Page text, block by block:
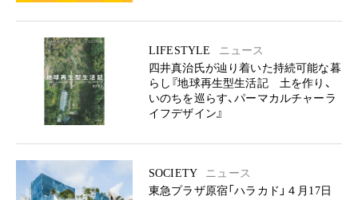
LIFESTYLE
ニュース
四井真治氏が辿り着いた持続可能な暮
らし『地球再生型生活記 土を作り、
いのちを巡らす、パーマカルチャーラ
イフデザイン』
SOCIETY
ニュース
東急プラザ原宿「ハラカド」４月17日